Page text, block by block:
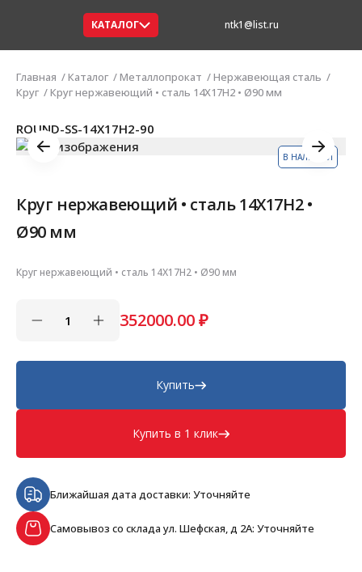
КАТАЛОГ ntk1@list.ru
Главная Каталог Металлопрокат
Нержавеющая сталь
Круг
Круг нержавеющий • сталь 14Х17Н2 • Ø90 мм
В НАЛИЧИИ
ROUND-SS-14Х17Н2-90
Круг нержавеющий • сталь 14Х17Н2 •
Ø90 мм
Круг нержавеющий • сталь 14Х17Н2 • Ø90 мм
352000.00₽
Купить
Купить в 1 клик
Ближайшая дата доставки: Уточняйте
Самовывоз со склада ул. Шефская, д 2А: Уточняйте